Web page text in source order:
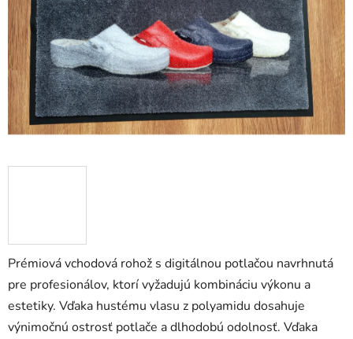
Prémiová vchodová rohož s digitálnou potlačou navrhnutá
pre profesionálov, ktorí vyžadujú kombináciu výkonu a
estetiky. Vďaka hustému vlasu z polyamidu dosahuje
výnimočnú ostrosť potlače a dlhodobú odolnosť. Vďaka
hviezdičiek.